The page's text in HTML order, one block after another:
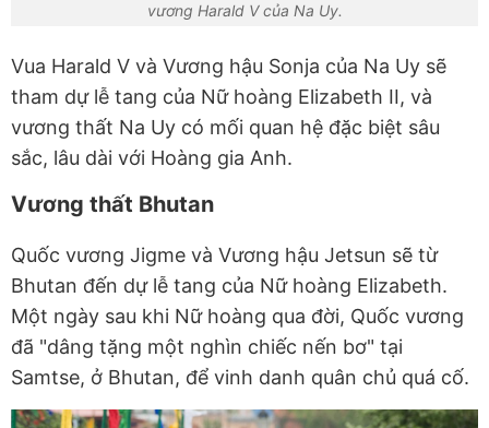
vương Harald V của Na Uy.
Vua Harald V và Vương hậu Sonja của Na Uy sẽ
tham dự lễ tang của Nữ hoàng Elizabeth II, và
vương thất Na Uy có mối quan hệ đặc biệt sâu
sắc, lâu dài với Hoàng gia Anh.
Vương thất Bhutan
Quốc vương Jigme và Vương hậu Jetsun sẽ từ
Bhutan đến dự lễ tang của Nữ hoàng Elizabeth.
Một ngày sau khi Nữ hoàng qua đời, Quốc vương
đã "dâng tặng một nghìn chiếc nến bơ" tại
Samtse, ở Bhutan, để vinh danh quân chủ quá cố.